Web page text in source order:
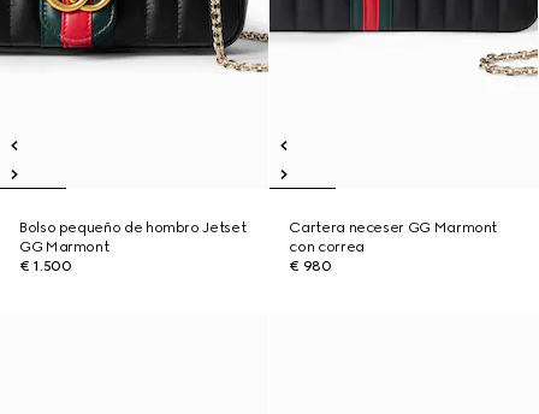
Bolso pequeño de hombro Jetset
GG Marmont
€ 1.500
Cartera neceser GG Marmont
con correa
€ 980